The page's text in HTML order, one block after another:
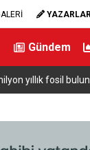
YAZARLAR
Gündem
yıllık fosil